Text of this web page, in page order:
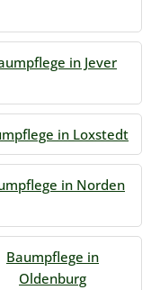
in Jever
in Loxstedt
in Norden
Baumpflege in
Oldenburg